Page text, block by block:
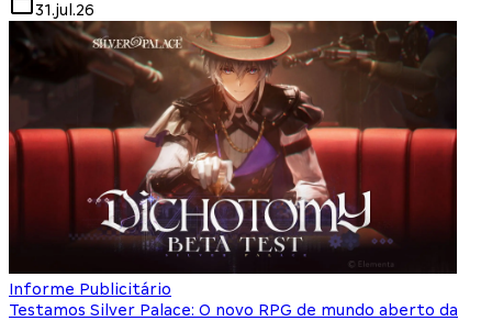
31.jul.26
Informe Publicitário
Testamos Silver Palace: O novo RPG de mundo aberto da